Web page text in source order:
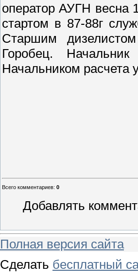
оператор АУГН весна
стартом в 87-88г
Старшим
Горобец.
Начальником расчета
Всего комментариев: 0
Добавлять
Полная версия сайта
Сделать бесплатный